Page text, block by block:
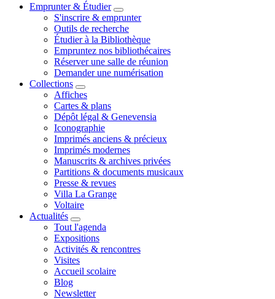
Emprunter & Étudier
S'inscrire & emprunter
Outils de recherche
Étudier à la Bibliothèque
Empruntez nos bibliothécaires
Réserver une salle de réunion
Demander une numérisation
Collections
Affiches
Cartes & plans
Dépôt légal & Genevensia
Iconographie
Imprimés anciens & précieux
Imprimés modernes
Manuscrits & archives privées
Partitions & documents musicaux
Presse & revues
Villa La Grange
Voltaire
Actualités
Tout l'agenda
Expositions
Activités & rencontres
Visites
Accueil scolaire
Blog
Newsletter